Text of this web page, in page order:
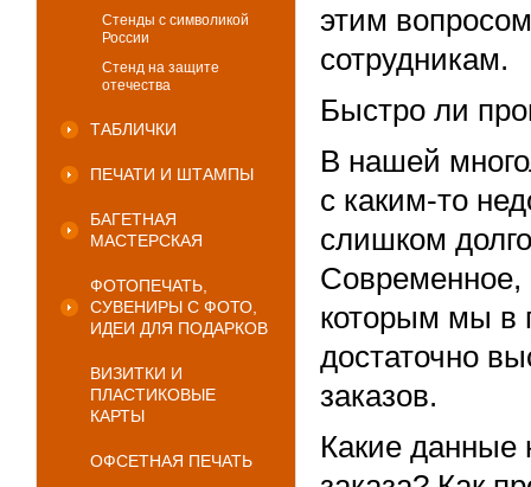
Стенды с символикой
России
Стенд на защите
отечества
ТАБЛИЧКИ
ПЕЧАТИ И ШТАМПЫ
БАГЕТНАЯ
МАСТЕРСКАЯ
ФОТОПЕЧАТЬ,
СУВЕНИРЫ С ФОТО,
ИДЕИ ДЛЯ ПОДАРКОВ
ВИЗИТКИ И
ПЛАСТИКОВЫЕ
КАРТЫ
ОФСЕТНАЯ ПЕЧАТЬ
этим
сотрудникам.
Быстро ли
В нашей
с каким-то
слишком
Современное,
которым мы в
достаточно
заказов.
Какие данные